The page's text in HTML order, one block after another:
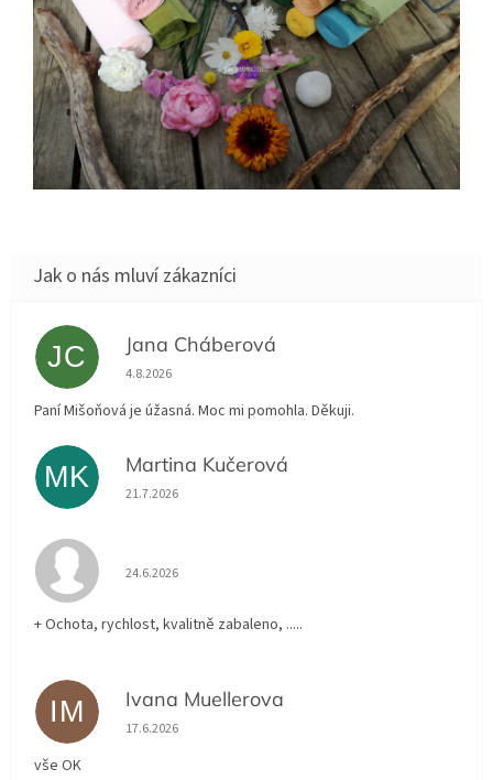
JC Jana Cháberová
Hodnocení obchodu je 5 z 5 hvězdiček.
4.8.2026
Paní Mišoňová je úžasná. Moc mi pomohla. Děkuji.
MK Martina Kučerová
Hodnocení obchodu je 5 z 5 hvězdiček.
21.7.2026
Hodnocení obchodu je 5 z 5 hvězdiček.
24.6.2026
+ Ochota, rychlost, kvalitně zabaleno, .....
IM Ivana Muellerova
Hodnocení obchodu je 5 z 5 hvězdiček.
17.6.2026
vše OK